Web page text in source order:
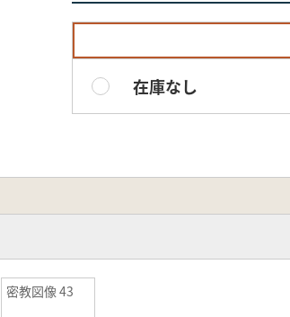
在庫なし
密教図像 43